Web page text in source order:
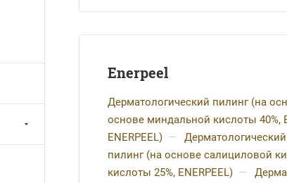
Enerpeel
Дерматологический пилинг (на
основе миндальной кислоты 40%,
ENERPEEL) —
пилинг (на основе салициловой
кислоты 25%, ENERPEEL) —